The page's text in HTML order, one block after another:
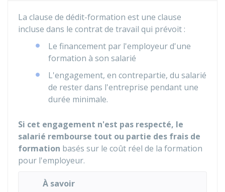
La clause de dédit-formation est une clause
incluse dans le contrat de travail qui prévoit :
Le financement par l'employeur d'une
formation à son salarié
L'engagement, en contrepartie, du salarié
de rester dans l'entreprise pendant une
durée minimale.
Si cet engagement n'est pas respecté, le
salarié rembourse tout ou partie des frais de
formation basés sur le coût réel de la formation
pour l'employeur.
À savoir